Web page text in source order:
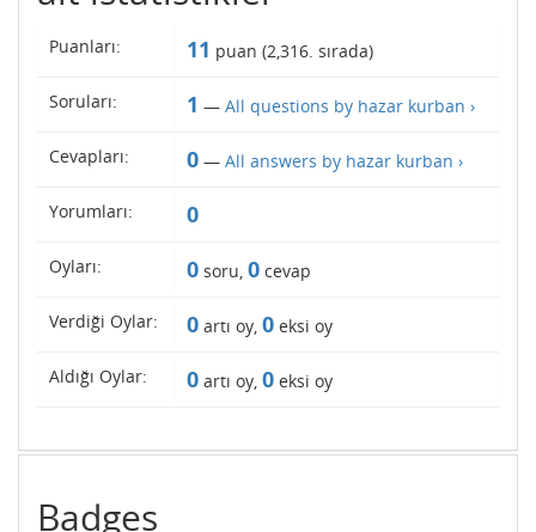
Puanları: 11 puan (2,316. sırada)
Soruları: 1 — All questions by hazar kurban ›
Cevapları: 0 — All answers by hazar kurban ›
Yorumları: 0
Oyları: 0 soru, 0 cevap
Verdiği Oylar: 0 artı oy, 0 eksi oy
Aldığı Oylar: 0 artı oy, 0 eksi oy
Badges